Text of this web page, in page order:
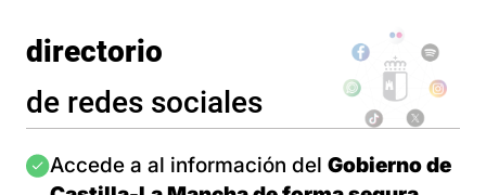
directorio
de redes sociales
Imagen
Accede a al información del Gobierno de